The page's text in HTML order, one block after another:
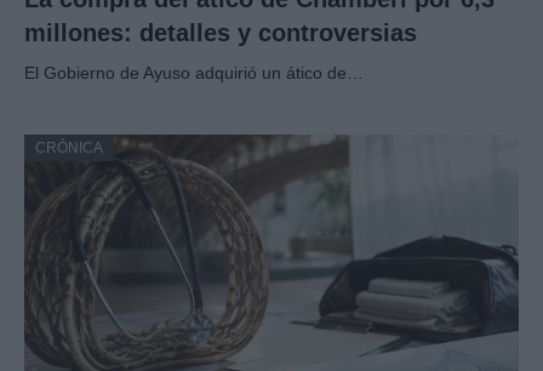
millones: detalles y controversias
El Gobierno de Ayuso adquirió un ático de…
CRÓNICA